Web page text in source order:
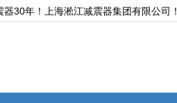
30年！上海淞江减震器集团有限公司！